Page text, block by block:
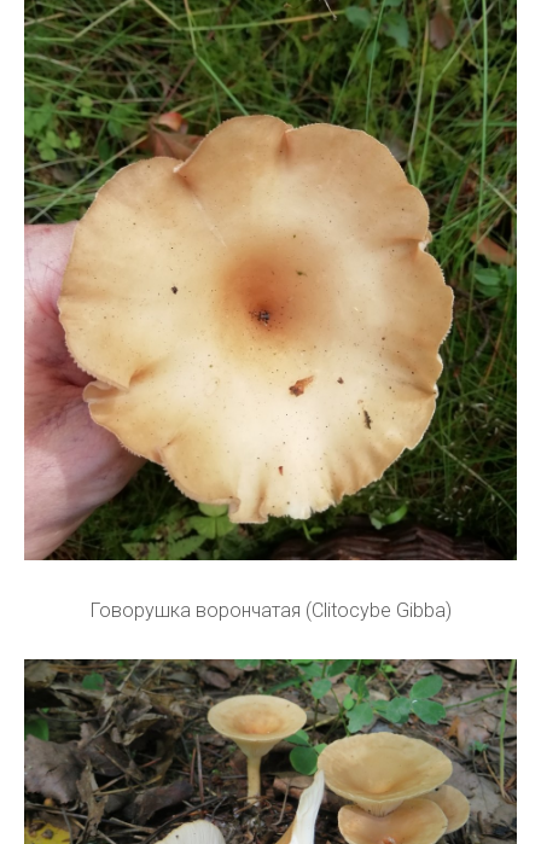
Говорушка ворончатая (Clitocybe Gibba)